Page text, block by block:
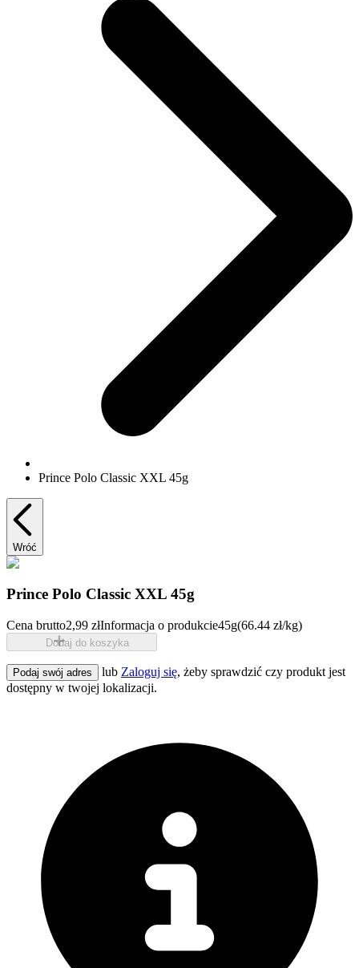
Prince Polo Classic XXL 45g
Wróć
Prince Polo Classic XXL 45g
Cena brutto2,99 złInformacja o produkcie45g(66.44 zł/kg)
Dodaj do koszyka
Podaj swój adres lub Zaloguj się, żeby sprawdzić czy produkt jest
dostępny w twojej lokalizacji.